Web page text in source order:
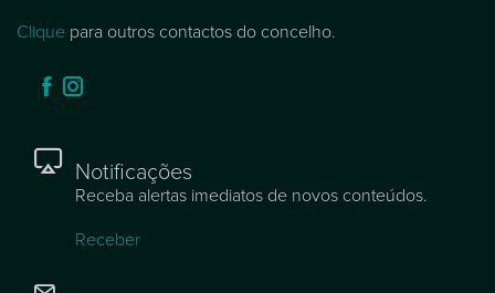
Clique para outros contactos do concelho.
Notificações
Receba alertas imediatos de novos conteúdos.
Receber